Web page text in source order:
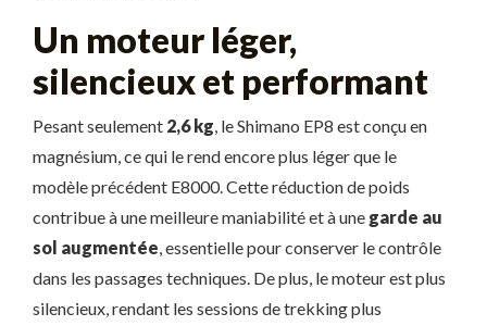
Un moteur léger,
silencieux et performant
Pesant seulement 2,6 kg, le Shimano EP8 est conçu en
magnésium, ce qui le rend encore plus léger que le
modèle précédent E8000. Cette réduction de poids
contribue à une meilleure maniabilité et à une garde au
sol augmentée, essentielle pour conserver le contrôle
dans les passages techniques. De plus, le moteur est plus
silencieux, rendant les sessions de trekking plus